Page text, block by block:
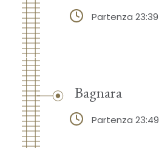
Partenza 23:39
Bagnara
Partenza 23:49